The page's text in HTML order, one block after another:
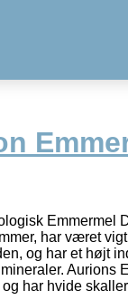
Emmermel
har været
og har et højt
Aurions
har hvide